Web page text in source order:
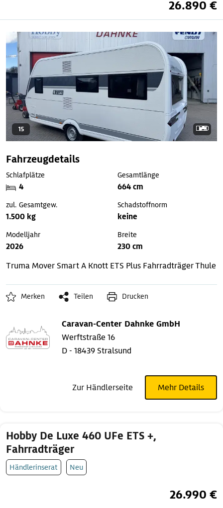
26.890 €
15
Fahrzeugdetails
Schlafplätze
4
Gesamtlänge
664 cm
zul. Gesamtgew.
1.500 kg
Schadstoffnorm
keine
Modelljahr
2026
Breite
230 cm
Truma Mover Smart A Knott ETS Plus Fahrradträger Thule
Merken Teilen Drucken
Caravan-Center Dahnke GmbH
Werftstraße 16
D - 18439 Stralsund
Zur Händlerseite Mehr Details
Hobby De Luxe 460 UFe ETS +,
Fahrradträger
Händlerinserat Neu
26.990 €